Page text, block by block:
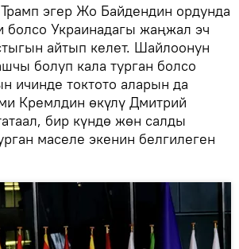
эгер Жо Байдендин ордунда
Украинадагы жаңжал эч
айтып келет. Шайлоонун
болуп кала турган болсо
ичинде токтото аларын да
Кремлдин өкүлү Дмитрий
бир күндө жөн салды
маселе экенин белгилеген